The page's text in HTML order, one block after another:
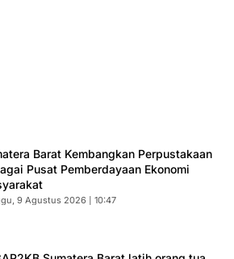
Barat Kembangkan Perpustakaan
Pusat Pemberdayaan Ekonomi
9 Agustus 2026 | 10:47